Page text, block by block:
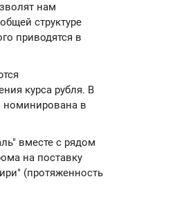
нам
структуре
приводятся в
курса рубля. В
номинирована в
вместе с рядом
на поставку
(протяженность